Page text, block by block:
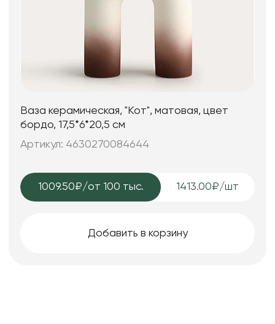
Ваза керамическая, "Кот", матовая, цвет
бордо, 17,5*6*20,5 см
Артикул: 4630270084644
1009.50₽/от 100 тыс. 1413.00₽/шт
Добавить в корзину